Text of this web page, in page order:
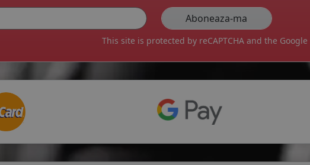
This site is protected by reCAPTCHA and the Google